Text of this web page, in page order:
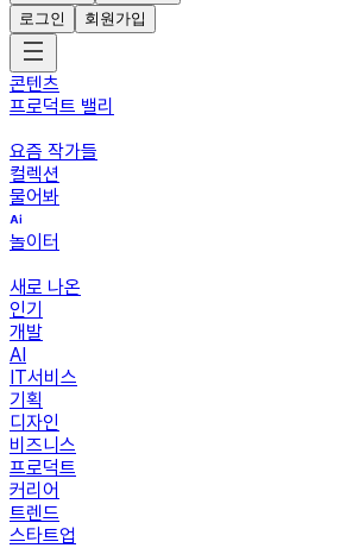
로그인
회원가입
콘텐츠
프로덕트 밸리
요즘 작가들
컬렉션
물어봐
놀이터
새로 나온
인기
개발
AI
IT서비스
기획
디자인
비즈니스
프로덕트
커리어
트렌드
스타트업